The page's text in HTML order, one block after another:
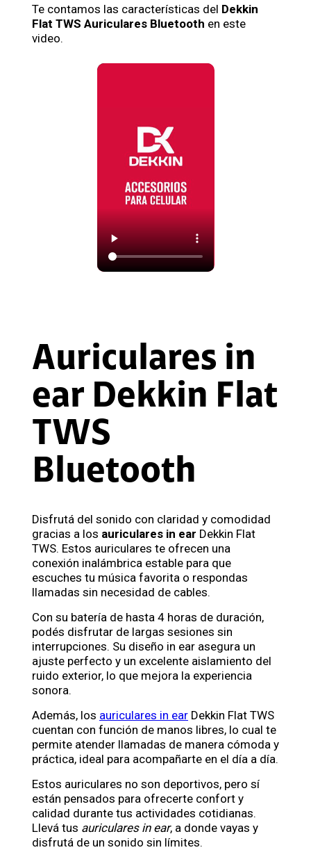
Te contamos las características del Dekkin
Flat TWS Auriculares Bluetooth en este
video.
Auriculares in
ear Dekkin Flat
TWS
Bluetooth
Disfrutá del sonido con claridad y comodidad
gracias a los auriculares in ear Dekkin Flat
TWS. Estos auriculares te ofrecen una
conexión inalámbrica estable para que
escuches tu música favorita o respondas
llamadas sin necesidad de cables.
Con su batería de hasta 4 horas de duración,
podés disfrutar de largas sesiones sin
interrupciones. Su diseño in ear asegura un
ajuste perfecto y un excelente aislamiento del
ruido exterior, lo que mejora la experiencia
sonora.
Además, los auriculares in ear Dekkin Flat TWS
cuentan con función de manos libres, lo cual te
permite atender llamadas de manera cómoda y
práctica, ideal para acompañarte en el día a día.
Estos auriculares no son deportivos, pero sí
están pensados para ofrecerte confort y
calidad durante tus actividades cotidianas.
Llevá tus auriculares in ear, a donde vayas y
disfrutá de un sonido sin límites.